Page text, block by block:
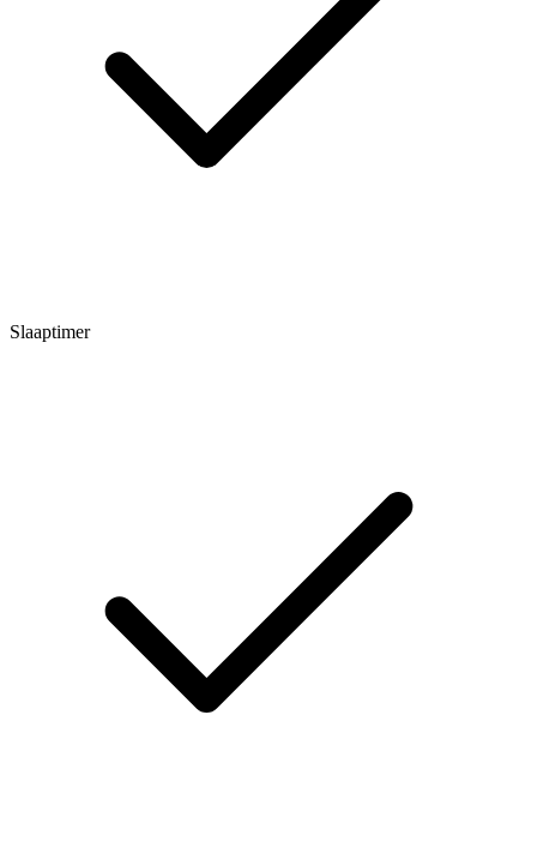
Slaaptimer